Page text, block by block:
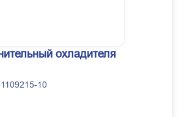
охладителя
10